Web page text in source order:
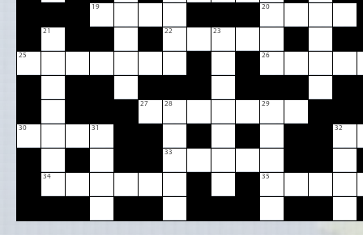
19 20
21 22 23
25 26
27 28 29
30 31 32
33
34 35